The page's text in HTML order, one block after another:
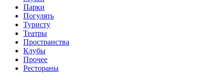
Парки
Погулять
Туристу
Театры
Пространства
Клубы
Прочее
Рестораны